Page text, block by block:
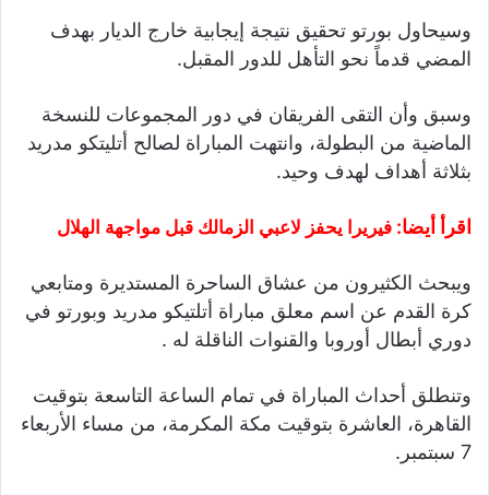
وسيحاول بورتو تحقيق نتيجة إيجابية خارج الديار بهدف
المضي قدماً نحو التأهل للدور المقبل.
وسبق وأن التقى الفريقان في دور المجموعات للنسخة
الماضية من البطولة، وانتهت المباراة لصالح أتليتكو مدريد
بثلاثة أهداف لهدف وحيد.
اقرأ أيضا: فيريرا يحفز لاعبي الزمالك قبل مواجهة الهلال
ويبحث الكثيرون من عشاق الساحرة المستديرة ومتابعي
كرة القدم عن اسم معلق مباراة أتلتيكو مدريد وبورتو في
دوري أبطال أوروبا والقنوات الناقلة له .
وتنطلق أحداث المباراة في تمام الساعة التاسعة بتوقيت
القاهرة، العاشرة بتوقيت مكة المكرمة، من مساء الأربعاء
7 سبتمبر.